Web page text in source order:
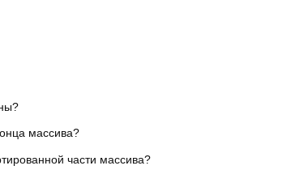
массива?
части массива?